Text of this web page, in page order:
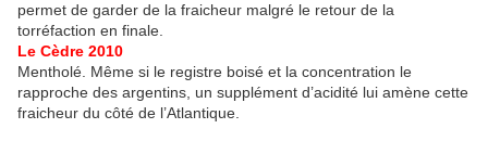
permet de garder de la fraicheur malgré le retour de la
torréfaction en finale.
Le Cèdre 2010
Mentholé. Même si le registre boisé et la concentration le
rapproche des argentins, un supplément d’acidité lui amène cette
fraicheur du côté de l’Atlantique.